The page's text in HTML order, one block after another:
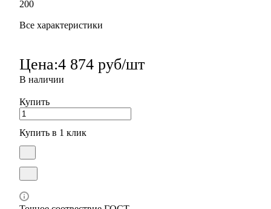
200
Все характеристики
Цена:4 874 руб/шт
В наличии
Купить
Купить в 1 клик